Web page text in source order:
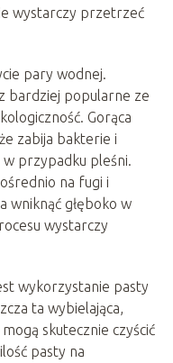
wystarczy przetrzeć
pary wodnej.
bardziej popularne ze
Gorąca
zabija bakterie i
przypadku pleśni.
na fugi i
wniknąć głęboko w
wystarczy
wykorzystanie pasty
ta wybielająca,
skutecznie czyścić
pasty na